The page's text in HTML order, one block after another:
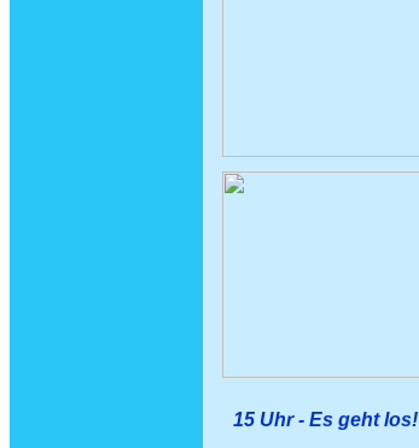
15 Uhr - Es geht los!